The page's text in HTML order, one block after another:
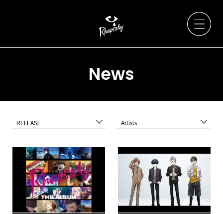
Artists
News
Live / Event
Discography
News
RELEASE Artists